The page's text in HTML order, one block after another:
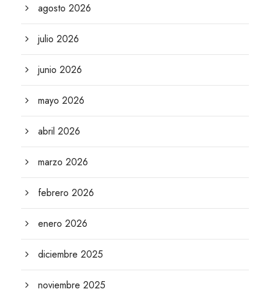
agosto 2026
julio 2026
junio 2026
mayo 2026
abril 2026
marzo 2026
febrero 2026
enero 2026
diciembre 2025
noviembre 2025